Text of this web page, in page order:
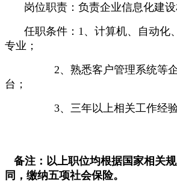
岗位职责：负责企业信息化建
任职条件： 1 、计算机、自动化
专业；
2、熟悉客户管理系统等
台；
3、三年以上相关工作经验
备注：以上职位均根据国家相关
同，缴纳五项社会保险。